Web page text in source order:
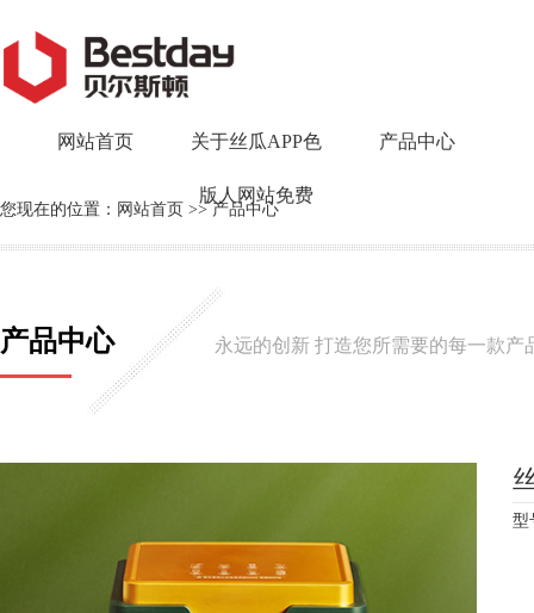
网站首页 关于丝瓜APP色
版人网站免费
产品中心
您现在的位置： 网站首页 >> 产品中心
产品中心 永远的创新 打造您所需要的每一款产
型